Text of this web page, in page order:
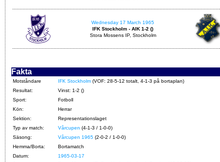
Wednesday 17 March 1965
IFK Stockholm - AIK 1-2 ()
Stora Mossens IP, Stockholm
Fakta
Motståndare IFK Stockholm (VOF: 28-5-12 totalt, 4-1-3 på bortaplan)
Resultat:
Vinst: 1-2 ()
Sport:
Fotboll
Kön:
Herrar
Sektion:
Representationslaget
Typ av match:
Vårcupen (4-1-3 / 1-0-0)
Säsong:
Vårcupen 1965 (2-0-2 / 1-0-0)
Hemma/Borta:
Bortamatch
Datum:
1965-03-17